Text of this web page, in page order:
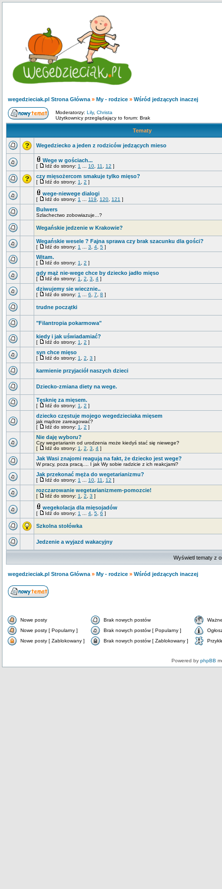
wegedzieciak.pl Strona Główna » My - rodzice » Wśród jedzących inaczej
Moderatorzy: Lily, Christa
Użytkownicy przeglądający to forum: Brak
Tematy
Wegedziecko a jeden z rodziców jedzących mieso
Wege w gościach...
[ Idź do strony: 1 10 11 12 ]
czy mięsożercom smakuje tylko mięso?
[ Idź do strony: 1 2 ]
wege-niewege dialogi
[ Idź do strony: 1 119 120 121 ]
Bulwers
Szlachectwo zobowiazuje...?
Wegańskie jedzenie w Krakowie?
Wegańskie wesele ? Fajna sprawa czy brak szacunku dla gości?
[ Idź do strony: 1 3 4 5 ]
Witam.
[ Idź do strony: 1 2 ]
gdy mąż nie-wege chce by dziecko jadło mięso
[ Idź do strony: 1 2 3 4 ]
dziwujemy sie wiecznie..
[ Idź do strony: 1 6 7 8 ]
trudne początki
"Filantropia pokarmowa"
kiedy i jak uświadamiać?
[ Idź do strony: 1 2 ]
syn chce mięso
[ Idź do strony: 1 2 3 ]
karmienie przyjaciół naszych dzieci
Dziecko-zmiana diety na wege.
Tęsknię za mięsem.
[ Idź do strony: 1 2 ]
dziecko częstuje mojego wegedzieciaka mięsem
jak mądrze zareagować?
[
Idź do strony: 1 2 ]
Nie daję wyboru?
Czy wegetarianin od urodzenia może kiedyś stać się niewege?
[
Idź do strony: 1 2 3 4 ]
Jak Wasi znajomi reagują na fakt, że dziecko jest wege?
W pracy, poza pracą.... I jak Wy sobie radzicie z ich reakcjami?
Jak przekonać męża do wegetarianizmu?
[ Idź do strony: 1 10 11 12 ]
rozczarowanie wegetarianizmem-pomozcie!
[ Idź do strony: 1 2 3 ]
wegekolacja dla mięsojadów
[ Idź do strony: 1 4 5 6 ]
Szkolna stołówka
Jedzenie a wyjazd wakacyjny
Wyświetl tematy z
wegedzieciak.pl Strona Główna » My - rodzice » Wśród jedzących inaczej
Nowe posty Brak nowych postów
Nowe posty [ Popularny ]
Brak nowych postów [ Popularny ]
Nowe posty [ Zablokowany ]
Brak nowych postów [ Zablokowany ]
Powered by phpBB